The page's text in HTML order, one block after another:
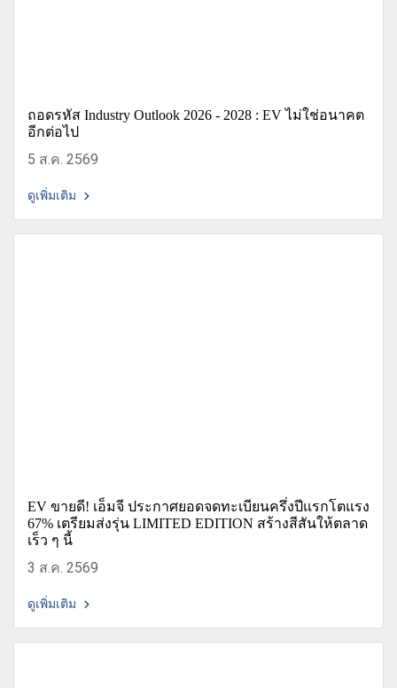
ถอดรหัส Industry Outlook 2026 - 2028 : EV ไม่ใช่อนาคต
อีกต่อไป
5 ส.ค. 2569
ดูเพิ่มเติม
EV ขายดี! เอ็มจี ประกาศยอดจดทะเบียนครึ่งปีแรกโตแรง
67% เตรียมส่งรุ่น LIMITED EDITION สร้างสีสันให้ตลาด
เร็ว ๆ นี้
3 ส.ค. 2569
ดูเพิ่มเติม